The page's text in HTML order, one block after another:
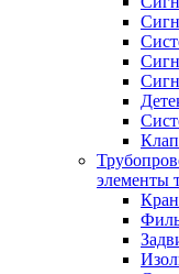
элементы